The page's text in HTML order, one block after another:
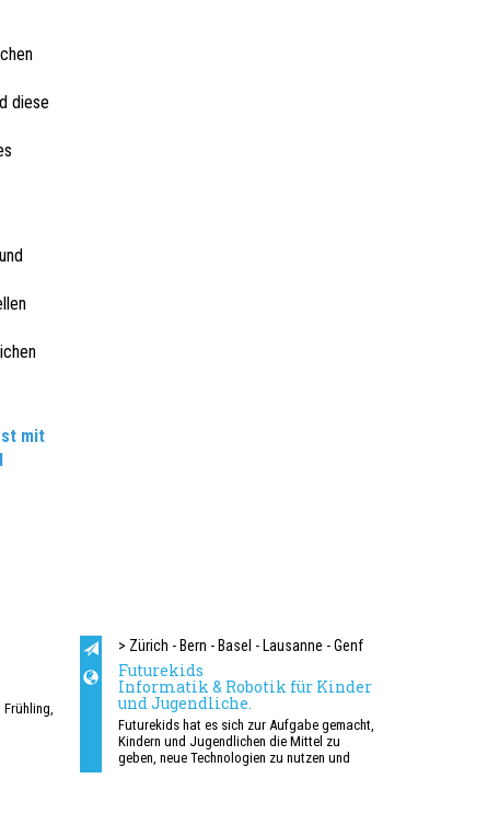
diese
mit
> Zürich - Bern - Basel - Lausanne - Genf
Futurekids
Informatik & Robotik für Kinder
und Jugendliche.
Futurekids hat es sich zur Aufgabe gemacht,
Kindern und Jugendlichen die Mittel zu
geben, neue Technologien zu nutzen und